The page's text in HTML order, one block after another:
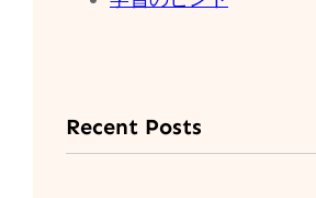
Recent Posts